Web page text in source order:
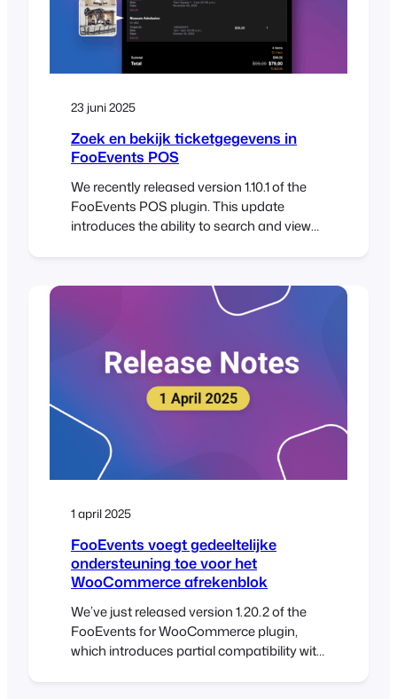
23 juni 2025
Zoek en bekijk ticketgegevens in
FooEvents POS
We recently released version 1.10.1 of the
FooEvents POS plugin. This update
introduces the ability to search and view
Here’s how this will help you better
manage your events: Whether you’re
1 april 2025
FooEvents voegt gedeeltelijke
ondersteuning toe voor het
WooCommerce afrekenblok
We’ve just released version 1.20.2 of the
FooEvents for WooCommerce plugin,
which introduces partial compatibility with